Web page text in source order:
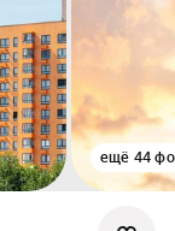
ещё 44